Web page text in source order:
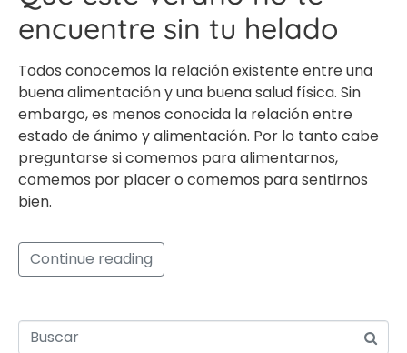
encuentre sin tu helado
Todos conocemos la relación existente entre una
buena alimentación y una buena salud física. Sin
embargo, es menos conocida la relación entre
estado de ánimo y alimentación. Por lo tanto cabe
preguntarse si comemos para alimentarnos,
comemos por placer o comemos para sentirnos
bien.
Continue reading